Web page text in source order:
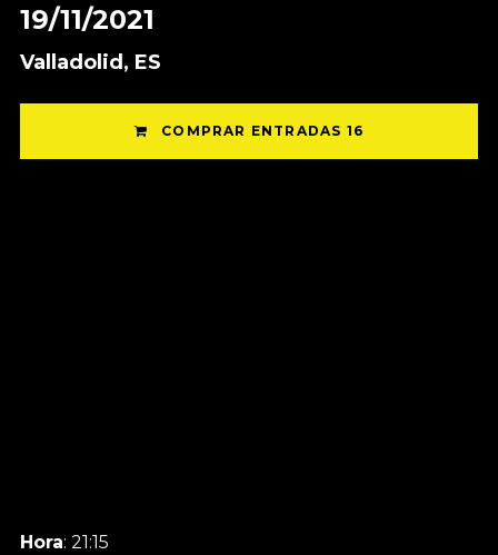
19/11/2021
Valladolid, ES
COMPRAR ENTRADAS 16
Hora: 21:15